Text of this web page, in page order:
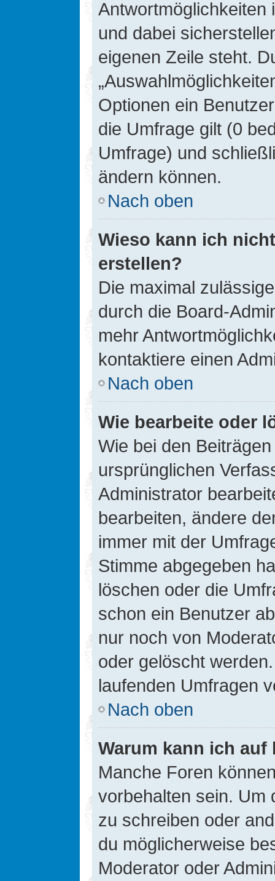
Antwortmöglichkeiten
und dabei
eigenen Zeile steht.
Optionen ein
die Umfrage gilt (0
Umfrage) und
ändern können.
Nach oben
Wieso kann ich
erstellen?
Die maximal
durch die Board-
mehr
kontaktiere einen
Nach oben
Wie bearbeite oder
Wie bei den
ursprünglichen
Administrator
bearbeiten, ändere
immer mit der
Stimme abgegeben
löschen oder die
schon ein Benutzer
nur noch von
oder gelöscht
laufenden Umfragen
Nach oben
Warum kann ich
Manche Foren
vorbehalten sein. Um
zu schreiben oder
du möglicherweise
Moderator oder